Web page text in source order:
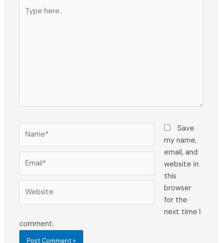
here..
Save
my name,
email, and
website in
this
browser
for the
next time I
comment.